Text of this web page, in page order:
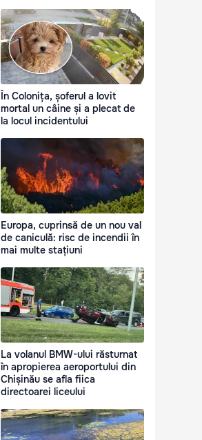
În Colonița, șoferul a lovit
mortal un câine și a plecat de
la locul incidentului
Europa, cuprinsă de un nou val
de caniculă: risc de incendii în
mai multe stațiuni
La volanul BMW-ului răsturnat
în apropierea aeroportului din
Chișinău se afla fiica
directoarei liceului